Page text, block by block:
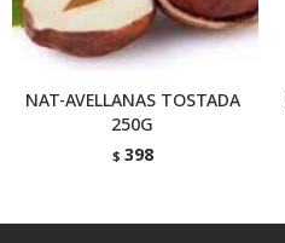
NAT-AVELLANAS TOSTADA
250G
$ 398